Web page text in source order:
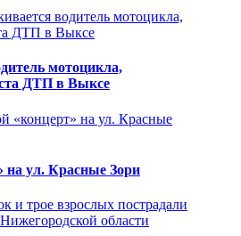
мотоцикла,
ДТП в Выксе
на ул. Красные Зори